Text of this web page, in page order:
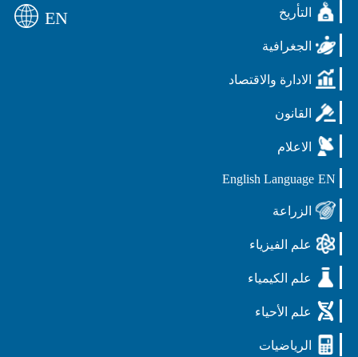
التأريخ
الجغرافية
الادارة والاقتصاد
القانون
الاعلام
EN
English Language
الزراعة
علم الفيزياء
علم الكيمياء
علم الأحياء
الرياضيات
EN